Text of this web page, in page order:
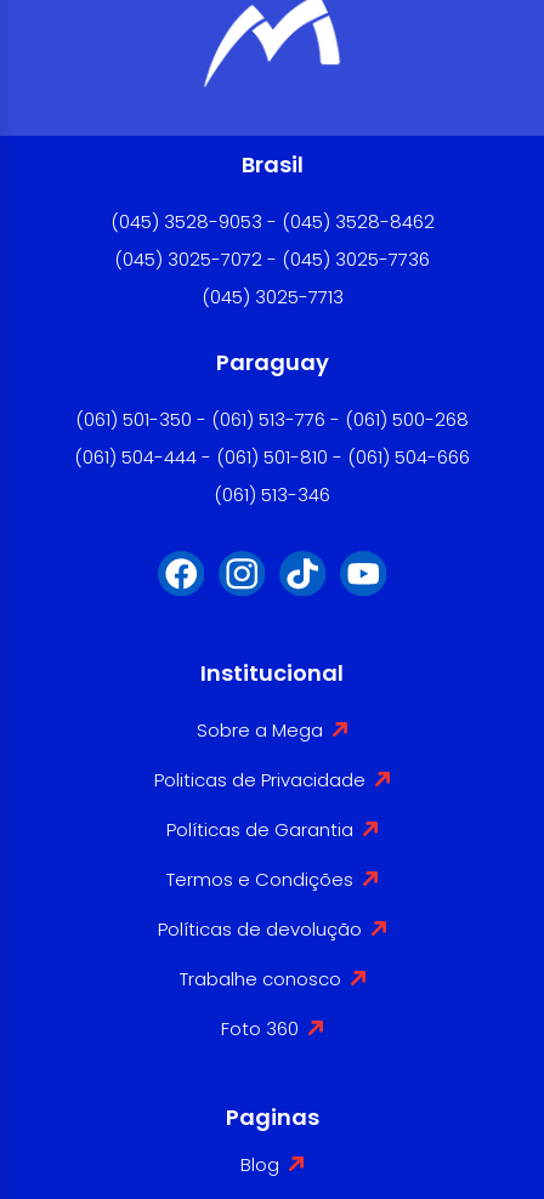
Brasil
(045) 3528-9053 - (045) 3528-8462
(045) 3025-7072 - (045) 3025-7736
(045) 3025-7713
Paraguay
(061) 501-350 - (061) 513-776 - (061) 500-268
(061) 504-444 - (061) 501-810 - (061) 504-666
(061) 513-346
Institucional
Sobre a Mega
Politicas de Privacidade
Políticas de Garantia
Termos e Condições
Políticas de devolução
Trabalhe conosco
Foto 360
Paginas
Blog